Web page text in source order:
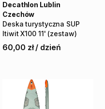
Deska turystyczna SUP
Itiwit X100 11' (zestaw)
Decathlon Lublin
Czechów
60,00 zł / dzień